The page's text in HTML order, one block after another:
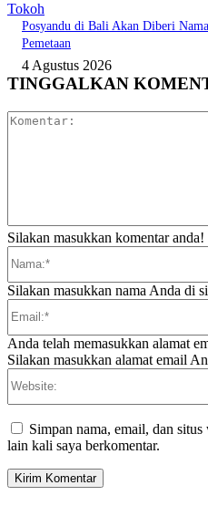
Tokoh
Posyandu di Bali Akan Diberi
Pemetaan
4 Agustus 2026
TINGGALKAN
Silakan masukkan komentar anda!
Silakan masukkan nama Anda di
Anda telah memasukkan alamat
Silakan masukkan alamat email
Simpan nama, email, dan
lain kali saya berkomentar.